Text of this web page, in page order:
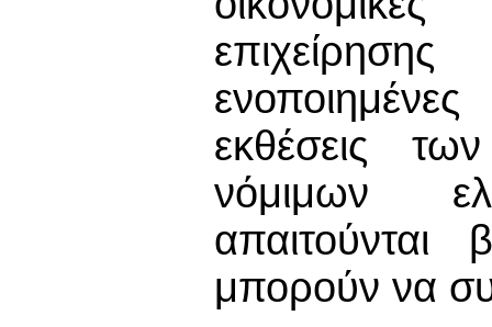
εκθέσεις
νόμιμων
μπορούν να